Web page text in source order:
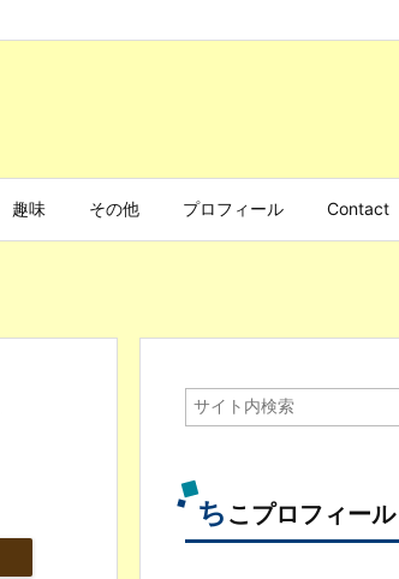
趣味 その他 プロフィール Contact
ち こプロフィール